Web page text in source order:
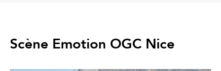
Scène Emotion OGC Nice